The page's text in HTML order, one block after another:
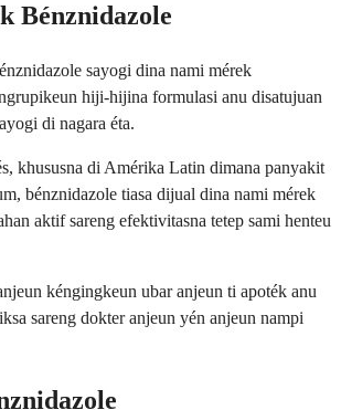
Bénznidazole
sayogi dina nami mérek
hiji-hijina formulasi anu disatujuan
di nagara éta.
khususna di Amérika Latin dimana panyakit
bénznidazole tiasa dijual dina nami mérek
aktif sareng efektivitasna tetep sami henteu
kéngingkeun ubar anjeun ti apoték anu
sareng dokter anjeun yén anjeun nampi